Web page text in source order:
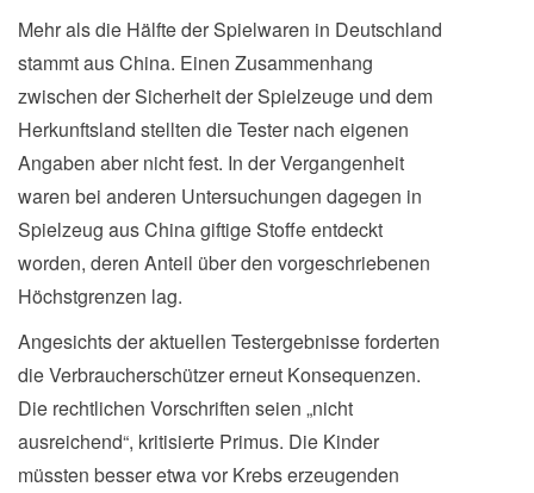
Mehr als die Hälfte der Spielwaren in Deutschland
stammt aus China. Einen Zusammenhang
zwischen der Sicherheit der Spielzeuge und dem
Herkunftsland stellten die Tester nach eigenen
Angaben aber nicht fest. In der Vergangenheit
waren bei anderen Untersuchungen dagegen in
Spielzeug aus China giftige Stoffe entdeckt
worden, deren Anteil über den vorgeschriebenen
Höchstgrenzen lag.
Angesichts der aktuellen Testergebnisse forderten
die Verbraucherschützer erneut Konsequenzen.
Die rechtlichen Vorschriften seien „nicht
ausreichend“, kritisierte Primus. Die Kinder
müssten besser etwa vor Krebs erzeugenden